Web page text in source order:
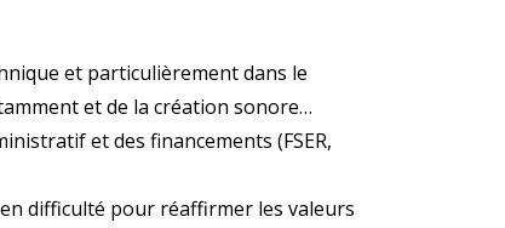
et particulièrement dans le
et de la création sonore…
et des financements (FSER,
difficulté pour réaffirmer les valeurs